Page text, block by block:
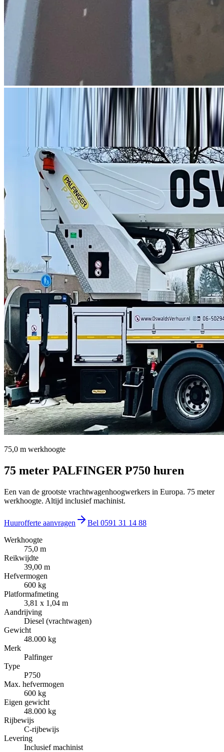
75,0 m werkhoogte
75 meter PALFINGER P750 huren
Een van de grootste vrachtwagenhoogwerkers in Europa. 75 meter
werkhoogte. Altijd inclusief machinist.
Huurofferte aanvragen Bel 0591 31 14 88
Werkhoogte
75,0 m
Reikwijdte
39,00 m
Hefvermogen
600 kg
Platformafmeting
3,81 x 1,04 m
Aandrijving
Diesel (vrachtwagen)
Gewicht
48.000 kg
Merk
Palfinger
Type
P750
Max. hefvermogen
600 kg
Eigen gewicht
48.000 kg
Rijbewijs
C-rijbewijs
Levering
Inclusief machinist